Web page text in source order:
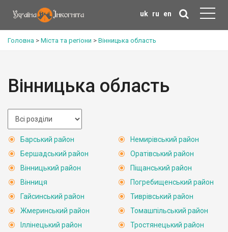
uk ru en
Головна > Міста та регіони > Вінницька область
Вінницька область
Барський район
Бершадський район
Вінницький район
Вінниця
Гайсинський район
Жмеринський район
Іллінецький район
Немирівський район
Оратівський район
Піщанський район
Погребищенський район
Тиврівський район
Томашпільський район
Тростянецький район